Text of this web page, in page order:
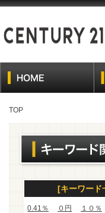
TOP
[キーワード
0.41％ ０円 １０％